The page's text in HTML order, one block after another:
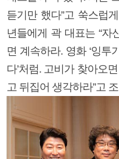
듣기만 했다”고 쑥스럽
년들에게 곽 대표는 “자
면 계속하라. 영화 ‘잉투
다’처럼. 고비가 찾아오
고 뒤집어 생각하라”고